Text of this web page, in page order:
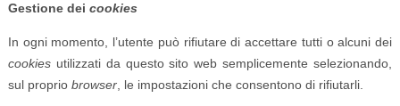
Gestione dei cookies
In ogni momento, l’utente può rifiutare di accettare tutti o alcuni dei
cookies utilizzati da questo sito web semplicemente selezionando,
sul proprio browser, le impostazioni che consentono di rifiutarli.